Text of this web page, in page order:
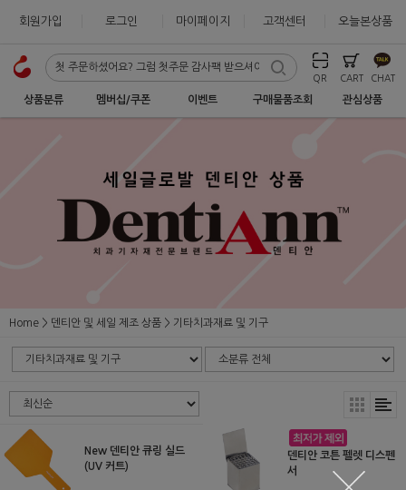
회원가입 로그인 마이페이지 고객센터 오늘본상품
QR CART CHAT
상품분류 멤버십/쿠폰 이벤트 구매물품조회 관심상품
Home 덴티안 및 세일 제조 상품 기타치과재료 및 기구
New 덴티안 큐링 실드
(UV 커트)
덴티안 코튼 펠렛 디스펜
서